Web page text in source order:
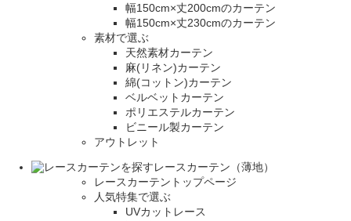
幅150cm×丈200cmのカーテン
幅150cm×丈230cmのカーテン
素材で選ぶ
天然素材カーテン
麻(リネン)カーテン
綿(コットン)カーテン
ベルベットカーテン
ポリエステルカーテン
ビニール製カーテン
アウトレット
レースカーテン（薄地）
レースカーテントップページ
人気特集で選ぶ
UVカットレース